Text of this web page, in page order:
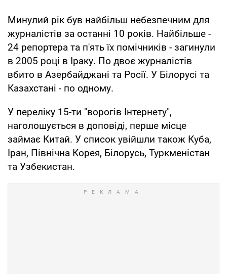
Минулий рік був найбільш небезпечним для
журналістів за останні 10 років. Найбільше -
24 репортера та п'ять їх помічників - загинули
в 2005 році в Іраку. По двоє журналістів
вбито в Азербайджані та Росії. У Білорусі та
Казахстані - по одному.
У переліку 15-ти "ворогів Інтернету",
наголошується в доповіді, перше місце
займає Китай. У список увійшли також Куба,
Іран, Північна Корея, Білорусь, Туркменістан
та Узбекистан.